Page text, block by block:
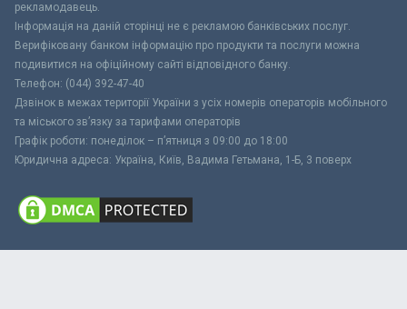
рекламодавець.
Інформація на даній сторінці не є рекламою банківських послуг.
Верифіковану банком інформацію про продукти та послуги можна
подивитися на офіційному сайті відповідного банку.
Телефон: (044) 392-47-40
Дзвінок в межах території України з усіх номерів операторів мобільного
та міського зв’язку за тарифами операторів
Графік роботи: понеділок – п’ятниця з 09:00 до 18:00
Юридична адреса: Україна, Київ, Вадима Гетьмана, 1-Б, 3 поверх